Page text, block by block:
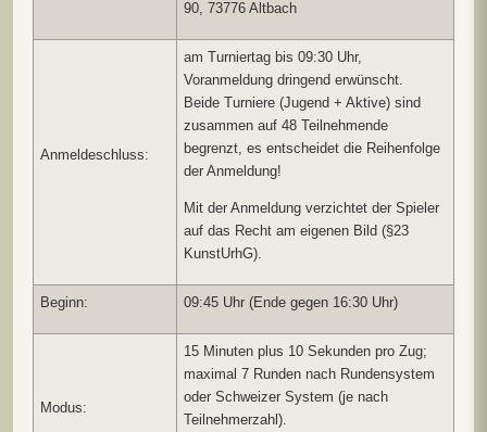
90, 73776 Altbach
Anmeldeschluss:
am Turniertag bis 09:30 Uhr,
Voranmeldung dringend erwünscht.
Beide Turniere (Jugend + Aktive) sind
zusammen auf 48 Teilnehmende
begrenzt, es entscheidet die Reihenfolge
der Anmeldung!
Mit der Anmeldung verzichtet der Spieler
auf das Recht am eigenen Bild (§23
KunstUrhG).
Beginn: 09:45 Uhr (Ende gegen 16:30 Uhr)
Modus:
15 Minuten plus 10 Sekunden pro Zug;
maximal 7 Runden nach Rundensystem
oder Schweizer System (je nach
Teilnehmerzahl).